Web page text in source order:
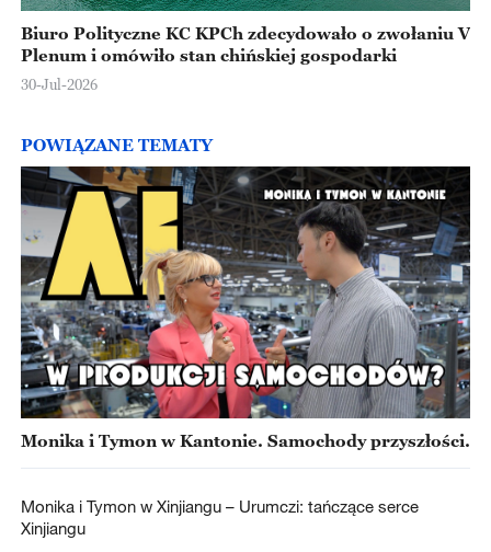
Biuro Polityczne KC KPCh zdecydowało o zwołaniu V
Plenum i omówiło stan chińskiej gospodarki
30-Jul-2026
POWIĄZANE TEMATY
Monika i Tymon w Kantonie. Samochody przyszłości.
Monika i Tymon w Xinjiangu – Urumczi: tańczące serce
Xinjiangu